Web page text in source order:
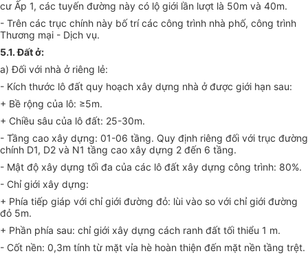
cư Ấp 1, các tuyến đường này có lộ giới lần lượt là 50m và 40m.
- Trên các trục chính này bố trí các công trình nhà phố, công trình
Thương mại - Dịch vụ.
5.1. Đất ở:
a) Đối với nhà ở riêng lẻ:
- Kích thước lô đất quy hoạch xây dựng nhà ở được giới hạn sau:
+ Bề rộng của lô: ≥5m.
+ Chiều sâu của lô đất: 25-30m.
- Tầng cao xây dựng: 01-06 tầng. Quy định riêng đối với trục đường
chính D1, D2 và N1 tầng cao xây dựng 2 đến 6 tầng.
- Mật độ xây dựng tối đa của các lô đất xây dựng công trình: 80%.
- Chỉ giới xây dựng:
+ Phía tiếp giáp với chỉ giới đường đỏ: lùi vào so với chỉ giới đường
đỏ 5m.
+ Phần phía sau: chỉ giới xây dựng cách ranh đất tối thiểu 1 m.
- Cốt nền: 0,3m tính từ mặt vỉa hè hoàn thiện đến mặt nền tầng trệt.